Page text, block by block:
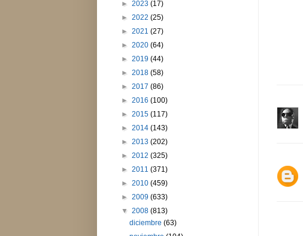
► 2023 (17)
► 2022 (25)
► 2021 (27)
► 2020 (64)
► 2019 (44)
► 2018 (58)
► 2017 (86)
► 2016 (100)
► 2015 (117)
► 2014 (143)
► 2013 (202)
► 2012 (325)
► 2011 (371)
► 2010 (459)
► 2009 (633)
▼ 2008 (813)
diciembre(63)